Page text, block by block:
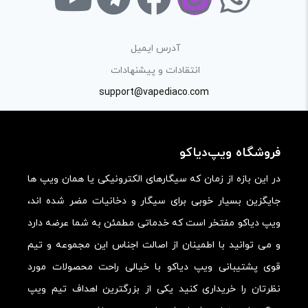
راهنمایی در این بخش خودداری کرده و سوالات خود را در بخش
آدرس ایمیل
انتقادات و پیشنهادات
support@vapediaco.com
فروشگاه ویپ‌دیاکو
در این بازه از زمان که سیگارهای الکترونیکی یا همان ویپ ها
جایگزین بسیار خوبی برای سیگار و دخانیات مضر شده اند،
ویپ دیاکو مفتخر است که خدماتی مطمئن به شما عرضه دارد
و می توانید با اطمینان از اصالت اجناس این مجموعه و تیم
قوی پشتیبانی ویپ دیاکو با خیالی راحت محصولات مورد
نظرتان را خریداری کنید یکی از بزرگترین اهداف تیم ویپ